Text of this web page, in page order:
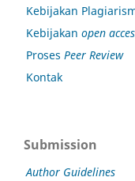
Kebijakan
Kebijakan open
Proses Peer Review
Kontak
Submission
Author Guidelines